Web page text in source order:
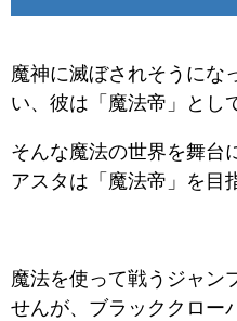
魔神に滅ぼされそうにな
い、彼は「魔法帝」とし
そんな魔法の世界を舞台
アスタは「魔法帝」を目
魔法を使って戦うジャン
せんが、ブラッククロー